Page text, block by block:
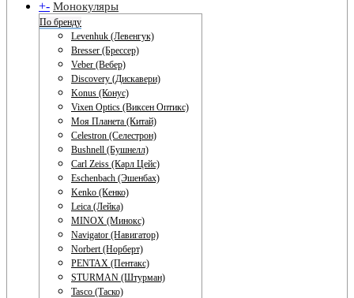
+- Монокуляры
По бренду
Levenhuk (Левенгук)
Bresser (Брессер)
Veber (Вебер)
Discovery (Дискавери)
Konus (Конус)
Vixen Optics (Виксен Оптикс)
Моя Планета (Китай)
Celestron (Селестрон)
Bushnell (Бушнелл)
Carl Zeiss (Карл Цейс)
Eschenbach (Эшенбах)
Kenko (Кенко)
Leica (Лейка)
MINOX (Минокс)
Navigator (Навигатор)
Norbert (Норберт)
PENTAX (Пентакс)
STURMAN (Штурман)
Tasco (Таско)